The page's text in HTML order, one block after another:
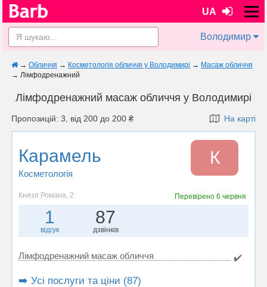
UA
Володимир
→ Обличчя → Косметологія обличчя у Володимирі → Масаж обличчя
→ Лімфодренажний
Лімфодренажний масаж обличчя у Володимирі
Пропозицій: 3, від 200 до 200 ₴ На карті
Карамель
Косметологія
К
Князя Романа, 2 Перевірено 6 червня
1
відгук
87
дзвінків
Лімфодренажний масаж обличчя ✔️
➡️ Усі послуги та ціни (87)